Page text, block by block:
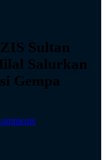
Sultan
Salurkan
Gempa